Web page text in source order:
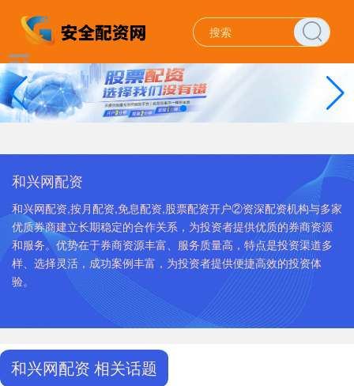
和兴网配资
和兴网配资,按月配资,免息配资,股票配资开户②资深配资机构与多家
优质券商建立长期稳定的合作关系，为投资者提供优质的券商资源
和服务。优势在于券商资源丰富、服务质量高，特点是投资渠道多
样、选择灵活，成功案例丰富，为投资者提供便捷高效的投资体
验。
和兴网配资 相关话题